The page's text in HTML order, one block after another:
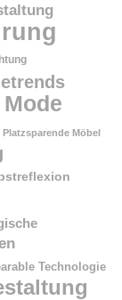
Platzsparende Möbel
Technologie